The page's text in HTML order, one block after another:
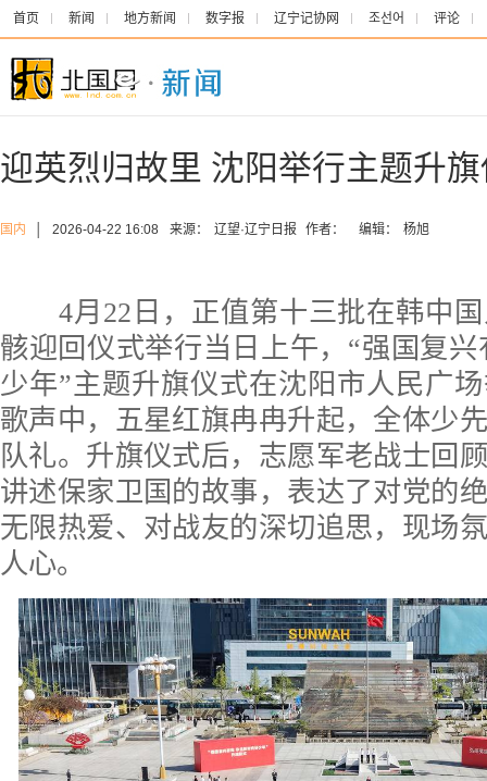
首页 新闻 地方新闻 数字报 辽宁记协网 조선어 评论
迎英烈归故里 沈阳举行主题升
国内 2026-04-22 16:08 来源： 辽望·辽宁日报 作者： 编辑： 杨旭
4月22日，正值第十三批在韩中国
骸迎回仪式举行当日上午，“强国复
少年”主题升旗仪式在沈阳市人民广
歌声中，五星红旗冉冉升起，全体少
队礼。升旗仪式后，志愿军老战士回
讲述保家卫国的故事，表达了对党的
无限热爱、对战友的深切追思，现场
人心。